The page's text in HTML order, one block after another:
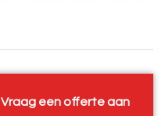
Vraag een offerte aan